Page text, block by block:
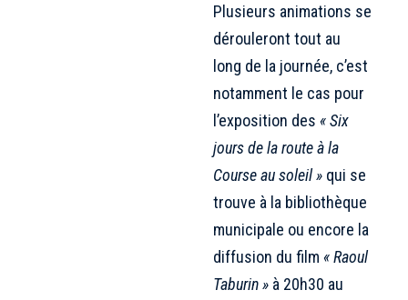
Plusieurs animations se
dérouleront tout au
long de la journée, c’est
notamment le cas pour
l’exposition des « Six
jours de la route à la
Course au soleil » qui se
trouve à la bibliothèque
municipale ou encore la
diffusion du film « Raoul
Taburin » à 20h30 au